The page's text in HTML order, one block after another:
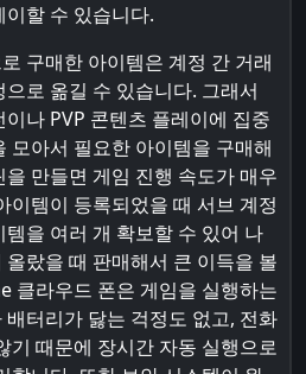
할 수 있습니다.
구매한 아이템은 계정 간 거래
로 옮길 수 있습니다. 그래서
나 PVP 콘텐츠 플레이에 집중
모아서 필요한 아이템을 구매해
만들면 게임 진행 속도가 매우
이템이 등록되었을 때 서브 계정
을 여러 개 확보할 수 있어 나
랐을 때 판매해서 큰 이득을 볼
클라우드 폰은 게임을 실행하는
터리가 닳는 걱정도 없고, 전화
기 때문에 장시간 자동 실행으로